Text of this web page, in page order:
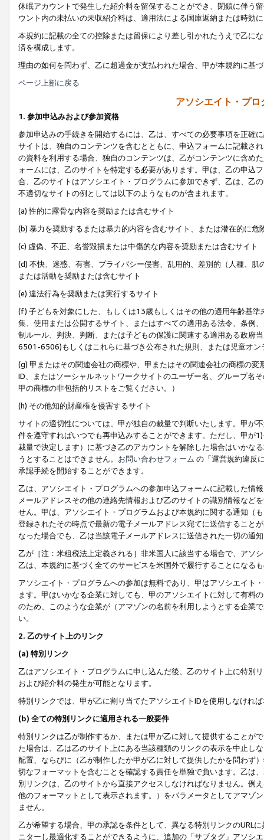
休眠アカウントで発生した紹介料を留保することができ、閉鎖に伴う
ウント内の未払いの未収紹介料は、適用法による国庫返納または時効
本規約に記載の全ての控除または留保により差し引かれたうえで乙に
済を構成します。
理由の如何を問わず、乙に超過金が支払われた場合、甲が本規約に基
ページ上部に戻る
アソシエイト・プ
1. 参加申込みおよび参加資格
参加申込みの手続きを開始するには、乙は、すべての必要事項を正確
サイトは、独自のコンテンツを含むとともに、申込フォームに記載さ
の資料を利用する場合、独自のコンテンツは、乙がコンテンツに含め
ォームには、乙のサイトを特定する必要があります。甲は、乙の申込
合、乙のサイトはアソシエイト・プログラムに参加できず、乙は、乙
不適切なサイトの例としては以下のようなものが含まれます。
(a) 性的に露骨な内容を奨励または含むサイト
(b) 暴力を奨励するまたは暴力的内容を含むサイト、または潜在的に
(c) 虚偽、不正、名誉毀損または中傷的な内容を奨励または含むサイト
(d) 不快、迷惑、有害、プライバシー侵害、乱用的、差別的（人種、
または活動を奨励または含むサイト
(e) 違法行為を奨励または実行するサイト
(f) 子どもを対象にした、もしくは13歳もしくはその他の適用年齢基
集、使用または公開するサイト、またはすべての適用ある法令、条例
制ルール、判決、判断、または子どもの保護に関連する適用ある政府
6501-6506)もしくはこれらに基づき公布された規則、または児童オン
(g) 甲またはその関連会社の商標や、甲またはその関連会社の商標の
ID、またはソーシャルネットワークサイトのユーザー名、グループ名
甲の商標の非包括的リストをご覧ください。）
(h) その他知的財産権を侵害するサイト
サイトの適切性については、甲が独自の裁量で判断いたします。甲が
件を遵守すればいつでも再申込みすることができます。ただし、甲が
裁量で決定します）に基づき乙のアカウントを解除した場合はいかな
うとすることはできません。 お問い合わせフォーム の「運営規約違反
承認手続を開始することができます。
乙は、アソシエイト・プログラムへの参加申込フォームに記載した情
メールアドレスその他の連絡先情報および乙のサイトの識別情報など
せん。甲は、アソシエイト・プログラムおよび本規約に関する通知（
登録されたその時点で最新の電子メールアドレス宛てに送信すること
なった場合でも、乙は当該電子メールアドレスに送信された一切の通
乙が［注：米租税法上定義される］非米国人に該当する場合で、アソ
乙は、本規約に基づく全てのサービスを米国外で履行することになる
アソシエイト・プログラムへの参加は無料であり、甲はアソシエイト
ます。甲はいかなる企業に対しても、甲のアソシエイトに対して有料
のため、このような企業が（アマゾンの名前を利用しようとする企業
い。
2. 乙のサイト上のリンク
(a) 特別リンク
乙はアソシエイト・プログラムに申し込んだ後、乙のサイト上に特別
および紹介料の発生が可能となります。
特別リンクでは、甲が乙に割り当てたアソシエイトIDを使用しなけれ
(b) 全ての特別リンクに適用される一般要件
特別リンクは乙が制作するか、または甲が乙に対して提供することが
た場合は、乙は乙のサイト上にある当該種類のリンクの表示を中止し
配置、ならびに（乙が制作したか甲が乙に対して提供したかを問わず
切なフォーマットを含むことを確認する責任を単独で負います。乙は
別リンクは、乙のサイトから直接アクセスしなければなりません。例
他のフォーマットとして表示されます。）をパラメータとしてアマゾ
ません。
乙が希望する場合、甲の承認を条件として、異なる特別リンクのURL
ニターし最適化することができるように、追加の「サブタグ」アソシ